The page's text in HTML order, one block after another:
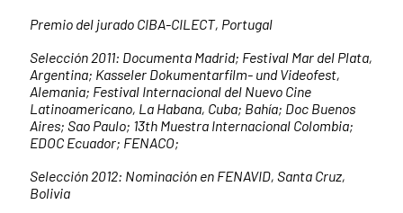
Premio del jurado CIBA-CILECT, Portugal
Selección 2011: Documenta Madrid; Festival Mar del Plata,
Argentina; Kasseler Dokumentarfilm- und Videofest,
Alemania; Festival Internacional del Nuevo Cine
Latinoamericano, La Habana, Cuba; Bahía; Doc Buenos
Aires; Sao Paulo; 13th Muestra Internacional Colombia;
EDOC Ecuador; FENACO;
Selección 2012: Nominación en FENAVID, Santa Cruz,
Bolivia